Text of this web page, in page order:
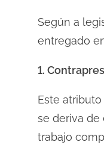
p
o
e
c
t
Según a
entregado
1.
Este
se deriva de
trabajo